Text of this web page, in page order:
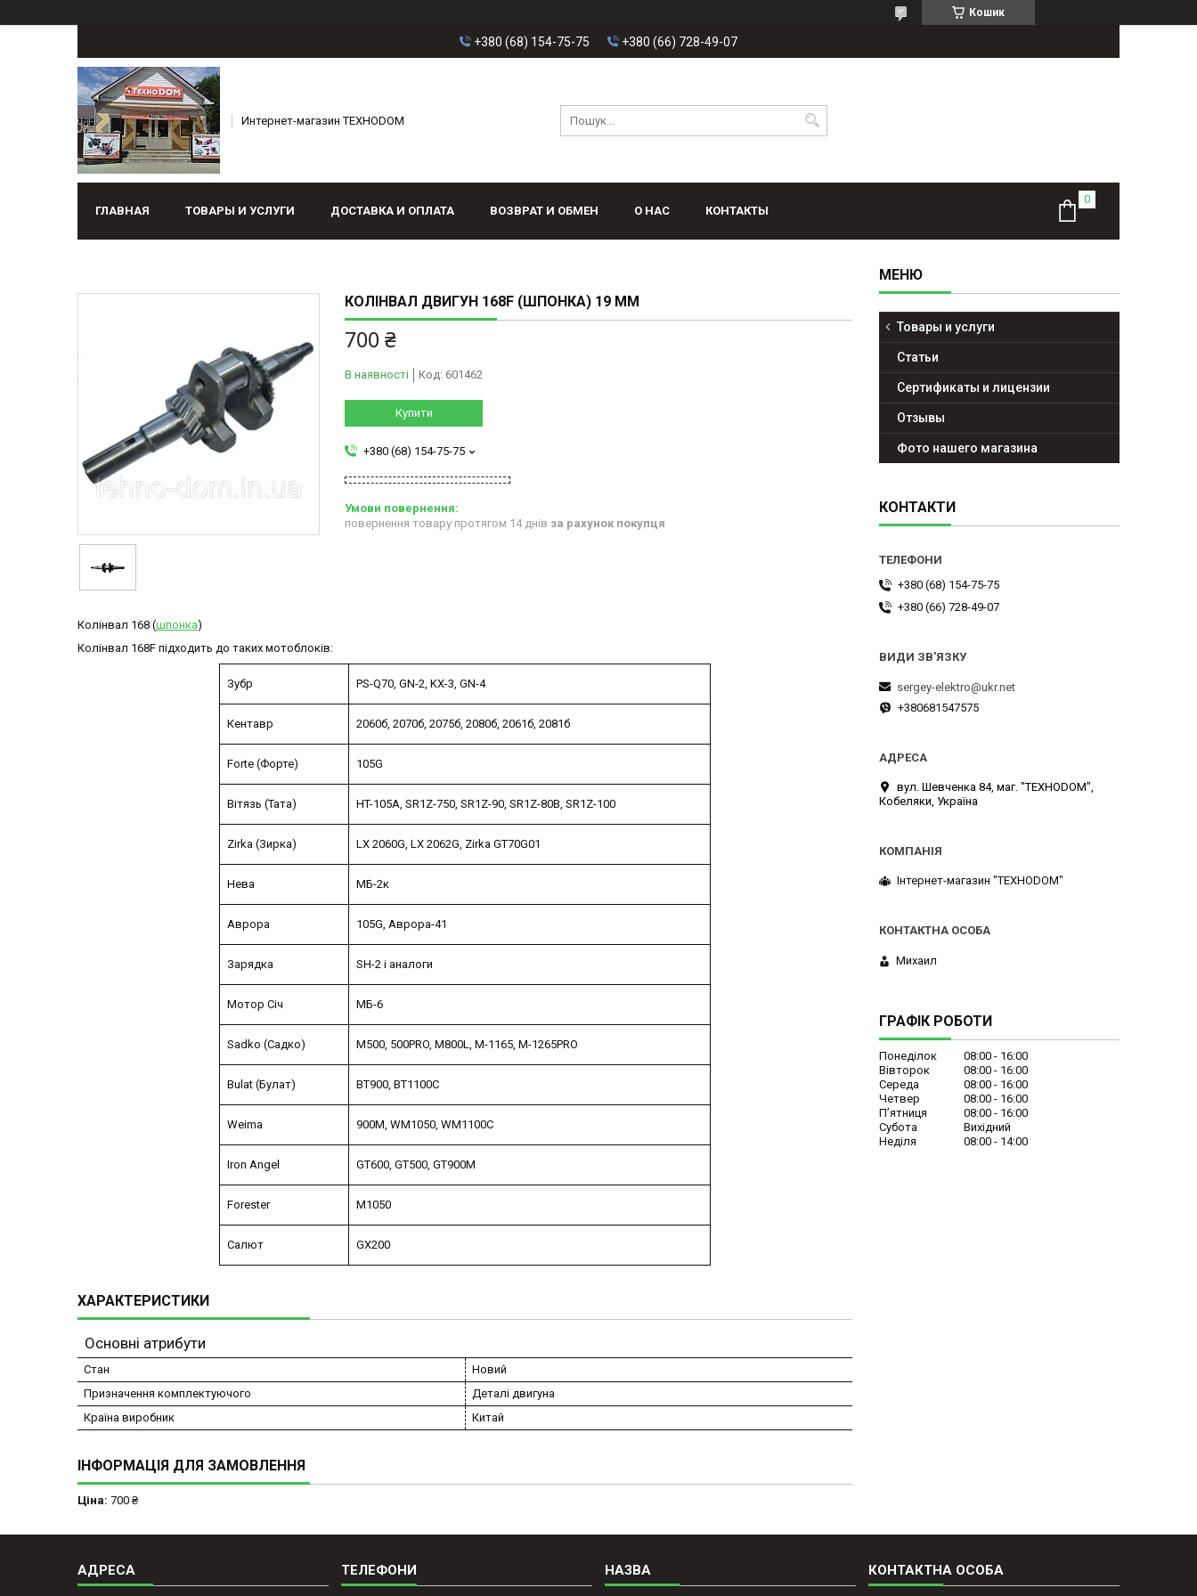
Кошик
+380 (68) 154-75-75 +380 (66) 728-49-07
Интернет-магазин ТЕХНОDOM
ГЛАВНАЯ ТОВАРЫ И УСЛУГИ ДОСТАВКА И ОПЛАТА ВОЗВРАТ И ОБМЕН О НАС КОНТАКТЫ
КОЛІНВАЛ ДВИГУН 168F (ШПОНКА) 19 ММ
700 ₴
В наявності Код: 601462
Купити
+380 (68) 154-75-75
повернення товару протягом 14 днів за рахунок покупця
Колінвал 168 (шпонка)
Колінвал 168F підходить до таких мотоблоків:
Зубр PS-Q70, GN-2, KX-3, GN-4
Кентавр 2060б, 2070б, 2075б, 2080б, 2061б, 2081б
Forte (Форте) 105G
Вітязь (Тата) HT-105A, SR1Z-750, SR1Z-90, SR1Z-80B, SR1Z-100
Zirka (Зирка) LX 2060G, LX 2062G, Zirka GT70G01
Нева МБ-2к
Аврора 105G, Аврора-41
Зарядка SH-2 і аналоги
Мотор Січ МБ-6
Sadko (Садко) M500, 500PRO, M800L, M-1165, M-1265PRO
Bulat (Булат) BT900, BT1100C
Weima 900M, WM1050, WM1100C
Iron Angel GT600, GT500, GT900M
Forester M1050
Салют GX200
ХАРАКТЕРИСТИКИ
Основні атрибути
Стан
Новий
Призначення комплектуючого
Деталі двигуна
Країна виробник
Китай
ІНФОРМАЦІЯ ДЛЯ ЗАМОВЛЕННЯ
Ціна: 700 ₴
Товары и услуги
Статьи
Сертификаты и лицензии
Отзывы
Фото нашего магазина
КОНТАКТИ
+380 (68) 154-75-75
+380 (66) 728-49-07
sergey-elektro@ukr.net
+380681547575
вул. Шевченка 84, маг. "ТЕХНОDOM",
Кобеляки, Україна
Інтернет-магазин "ТЕХНОDOM"
Михаил
ГРАФІК РОБОТИ
Понеділок 08:00
16:00
Вівторок
08:00
16:00
Середа
08:00
16:00
Четвер
08:00
16:00
Пʼятниця
08:00
16:00
Субота
Вихідний
Неділя
08:00 14:00